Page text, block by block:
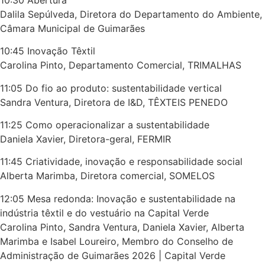
Dalila Sepúlveda, Diretora do Departamento do Ambiente,
Câmara Municipal de Guimarães
10:45 Inovação Têxtil
Carolina Pinto, Departamento Comercial, TRIMALHAS
11:05 Do fio ao produto: sustentabilidade vertical
Sandra Ventura, Diretora de I&D, TÊXTEIS PENEDO
11:25 Como operacionalizar a sustentabilidade
Daniela Xavier, Diretora-geral, FERMIR
11:45 Criatividade, inovação e responsabilidade social
Alberta Marimba, Diretora comercial, SOMELOS
12:05 Mesa redonda: Inovação e sustentabilidade na
indústria têxtil e do vestuário na Capital Verde
Carolina Pinto, Sandra Ventura, Daniela Xavier, Alberta
Marimba e Isabel Loureiro, Membro do Conselho de
Administração de Guimarães 2026 | Capital Verde